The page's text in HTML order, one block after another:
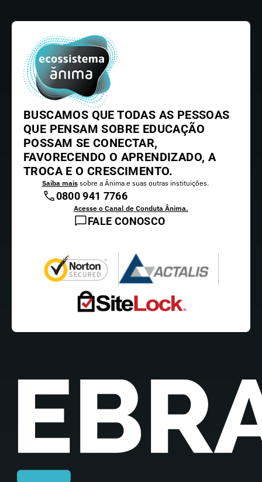
BUSCAMOS QUE TODAS AS PESSOAS
QUE PENSAM SOBRE EDUCAÇÃO
POSSAM SE CONECTAR,
FAVORECENDO O APRENDIZADO, A
TROCA E O CRESCIMENTO.
Saiba maissobre a Ânima e suas outras instituições.
0800 941 7766
Acesse o Canal de Conduta Ânima.
FALE CONOSCO